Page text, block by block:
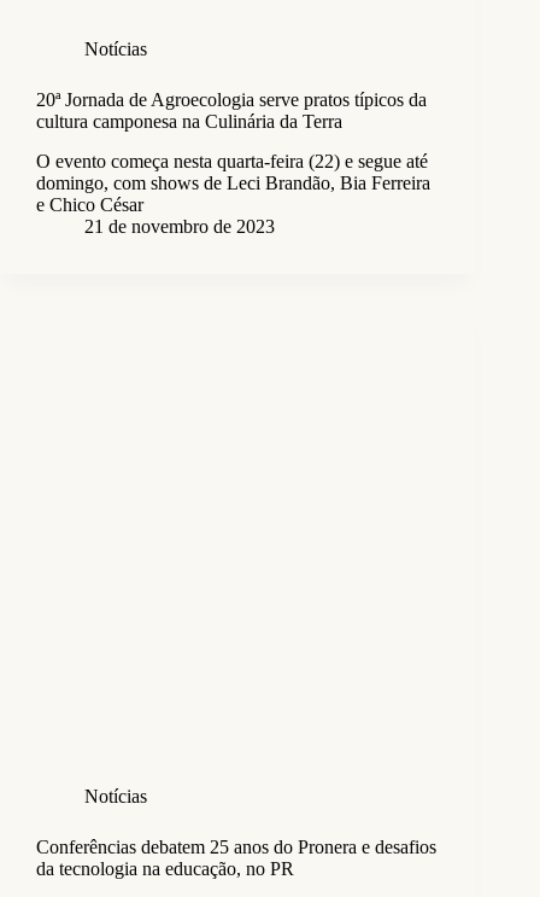
Notícias
20ª Jornada de Agroecologia serve pratos típicos da
cultura camponesa na Culinária da Terra
O evento começa nesta quarta-feira (22) e segue até
domingo, com shows de Leci Brandão, Bia Ferreira
e Chico César
21 de novembro de 2023
Notícias
Conferências debatem 25 anos do Pronera e desafios
da tecnologia na educação, no PR